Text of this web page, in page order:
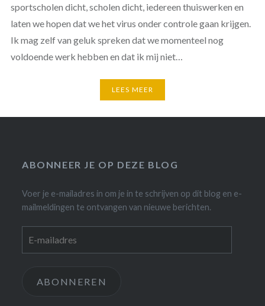
sportscholen dicht, scholen dicht, iedereen thuiswerken en
laten we hopen dat we het virus onder controle gaan krijgen.
Ik mag zelf van geluk spreken dat we momenteel nog
voldoende werk hebben en dat ik mij niet…
LEES MEER
ABONNEER JE OP DEZE BLOG
Voer je e-mailadres in om je in te schrijven op dit blog en e-
mailmeldingen te ontvangen van nieuwe berichten.
mailadres
ABONNEREN